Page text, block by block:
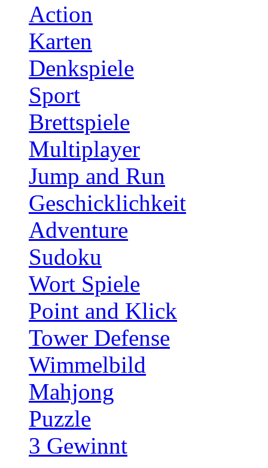
Action
Karten
Denkspiele
Sport
Brettspiele
Multiplayer
Jump and Run
Geschicklichkeit
Adventure
Sudoku
Wort Spiele
Point and Klick
Tower Defense
Wimmelbild
Mahjong
Puzzle
3 Gewinnt